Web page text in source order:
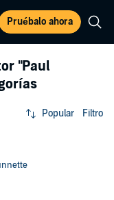
Pruébalo ahora
"Paul
Popular Filtro